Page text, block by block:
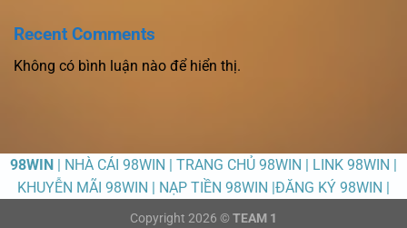
Recent Comments
Không có bình luận nào để hiển thị.
98WIN | NHÀ CÁI 98WIN | TRANG CHỦ 98WIN | LINK 98WIN |
KHUYỄN MÃI 98WIN | NẠP TIỀN 98WIN |ĐĂNG KÝ 98WIN |
Copyright 2026 © TEAM 1